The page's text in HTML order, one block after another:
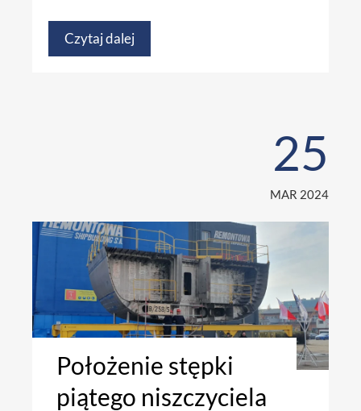
Czytaj dalej
25
MAR 2024
Położenie stępki
piątego niszczyciela